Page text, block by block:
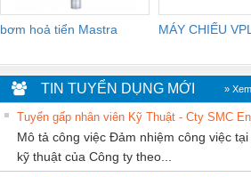
bơm hoả tiển Mastra MÁY CHIẾU
TIN TUYỂN DỤNG MỚI »
Mô tả công việc Đảm nhiệm công việc tại
kỹ thuật của Công ty theo...